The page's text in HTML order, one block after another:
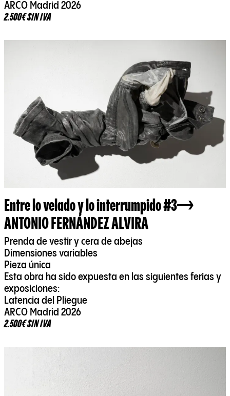
ARCO Madrid 2026
2.500€ SIN IVA
Entre lo velado y lo interrumpido #3
ANTONIO FERNÁNDEZ ALVIRA
Prenda de vestir y cera de abejas
Dimensiones variables
Pieza única
Esta obra ha sido expuesta en las siguientes ferias y
exposiciones:
Latencia del Pliegue
ARCO Madrid 2026
2.500€ SIN IVA